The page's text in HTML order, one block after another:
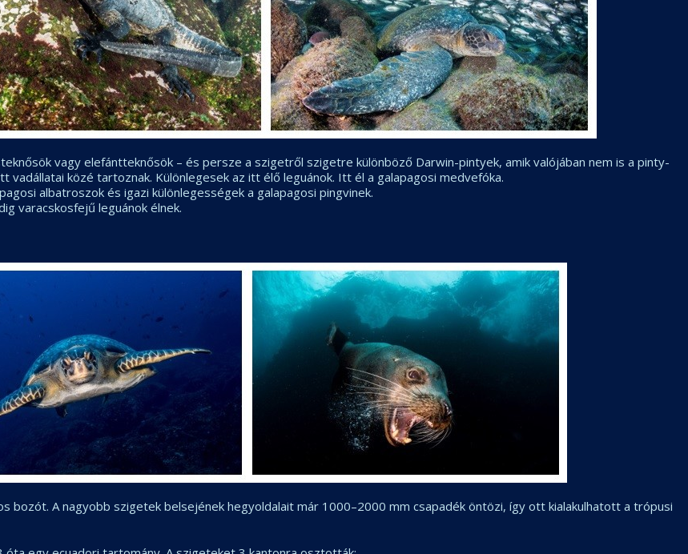
vagy elefántteknősök – és persze a szigetről szigetre különböző Darwin-pintyek, amik valójában nem is a pinty-
vadállatai közé tartoznak. Különlegesek az itt élő leguánok. Itt él a galapagosi medvefóka.
albatroszok és igazi különlegességek a galapagosi pingvinek.
varacskosfejű leguánok élnek.
bozót. A nagyobb szigetek belsejének hegyoldalait már 1000–2000 mm csapadék öntözi, így ott kialakulhatott a trópusi